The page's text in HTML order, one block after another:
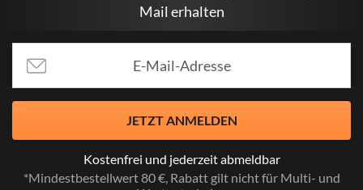
Mail erhalten
JETZT ANMELDEN
Kostenfrei und jederzeit abmeldbar
*Mindestbestellwert 80 €, Rabatt gilt nicht für Multi- und